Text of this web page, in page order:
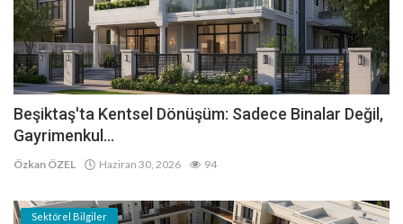
Beşiktaş'ta Kentsel Dönüşüm: Sadece Binalar Değil,
Gayrimenkul...
Özkan ÖZEL Haziran 30, 2026 94
Sektörel Bilgiler